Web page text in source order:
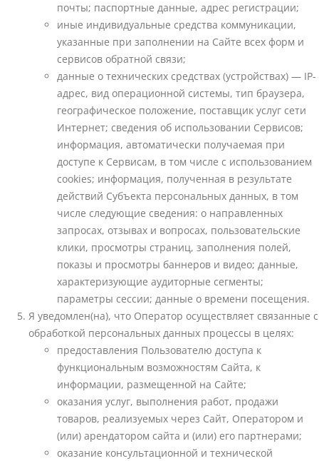
почты; паспортные данные, адрес регистрации;
иные индивидуальные средства коммуникации,
указанные при заполнении на Сайте всех форм и
сервисов обратной связи;
данные о технических средствах (устройствах) — IP-
адрес, вид операционной системы, тип браузера,
географическое положение, поставщик услуг сети
Интернет; сведения об использовании Сервисов;
информация, автоматически получаемая при
доступе к Сервисам, в том числе с использованием
cookies; информация, полученная в результате
действий Субъекта персональных данных, в том
числе следующие сведения: о направленных
запросах, отзывах и вопросах, пользовательские
клики, просмотры страниц, заполнения полей,
показы и просмотры баннеров и видео; данные,
характеризующие аудиторные сегменты;
параметры сессии; данные о времени посещения.
Я уведомлен(на), что Оператор осуществляет связанные с
обработкой персональных данных процессы в целях:
предоставления Пользователю доступа к
функциональным возможностям Сайта, к
информации, размещенной на Сайте;
оказания услуг, выполнения работ, продажи
товаров, реализуемых через Сайт, Оператором и
(или) арендатором сайта и (или) его партнерами;
оказание консультационной и технической